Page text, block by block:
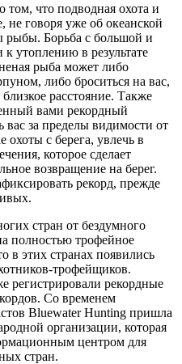
что подводная охота и
не говоря уже об океанской
рыбы. Борьба с большой и
утоплению в результате
рыба может либо
либо броситься на вас,
расстояние. Также
вами рекордный
вас за пределы видимости от
охоты с берега, увлечь в
которое сделает
возвращение на берег.
рекорд, прежде
стран от бездумного
полностью трофейное
в этих странах появились
трофейщиков.
регистрировали рекордные
Со временем
Bluewater Hunting пришла
организации, которая
центром для
стран.